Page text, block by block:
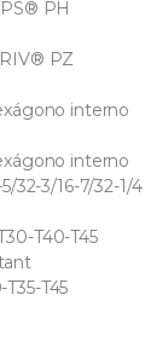
PH
PZ
interno
interno
32-3/16-7/32-1/4
T40-T45
T45